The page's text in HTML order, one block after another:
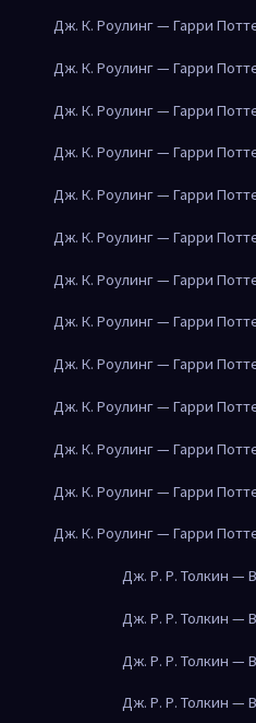
Дж. К. Роулинг — Гарри
Дж. К. Роулинг — Гарри
Дж. К. Роулинг — Гарри
Дж. К. Роулинг — Гарри
Дж. К. Роулинг — Гарри
Дж. К. Роулинг — Гарри
Дж. К. Роулинг — Гарри
Дж. К. Роулинг — Гарри
Дж. К. Роулинг — Гарри
Дж. К. Роулинг — Гарри
Дж. К. Роулинг — Гарри
Дж. К. Роулинг — Гарри
Дж. К. Роулинг — Гарри
Дж. Р. Р. Толкин —
Дж. Р. Р. Толкин —
Дж. Р. Р. Толкин —
Дж. Р. Р. Толкин —